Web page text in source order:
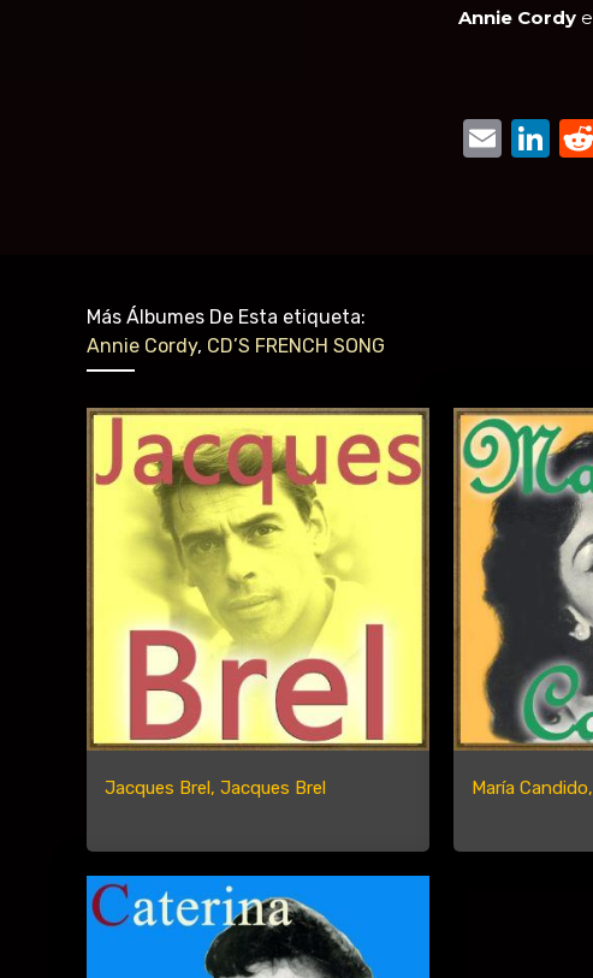
Annie Cordy
Más Álbumes De Esta etiqueta:
Annie Cordy, CD’S FRENCH SONG
Jacques Brel, Jacques Brel María